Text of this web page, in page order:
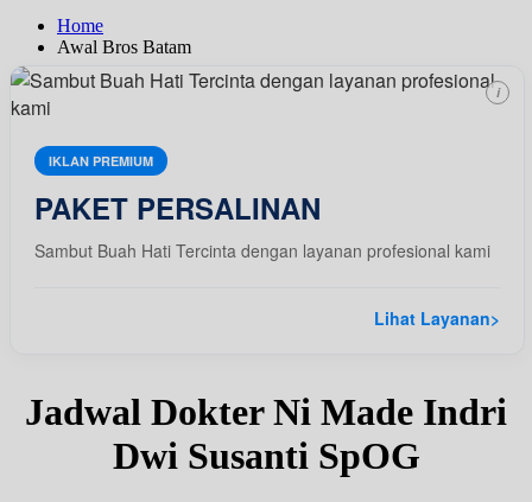
Home
Awal Bros Batam
IKLAN PREMIUM
PAKET PERSALINAN
Sambut Buah Hati Tercinta dengan layanan profesional kami
Lihat Layanan>
i
Jadwal Dokter Ni Made Indri
Dwi Susanti SpOG